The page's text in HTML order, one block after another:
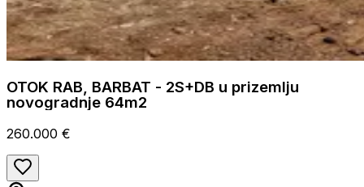
OTOK RAB, BARBAT - 2S+DB u prizemlju
novogradnje 64m2
260.000 €